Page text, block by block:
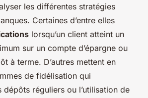
les différentes stratégies
Certaines d’entre elles
lorsqu’un client atteint un
sur un compte d’épargne ou
à terme. D’autres mettent en
de fidélisation qui
dépôts réguliers ou l’utilisation de